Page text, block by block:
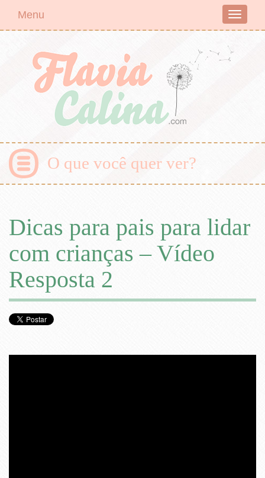
Toggle
Menu
O que você quer ver?
Dicas para pais para lidar
com crianças – Vídeo
Resposta 2